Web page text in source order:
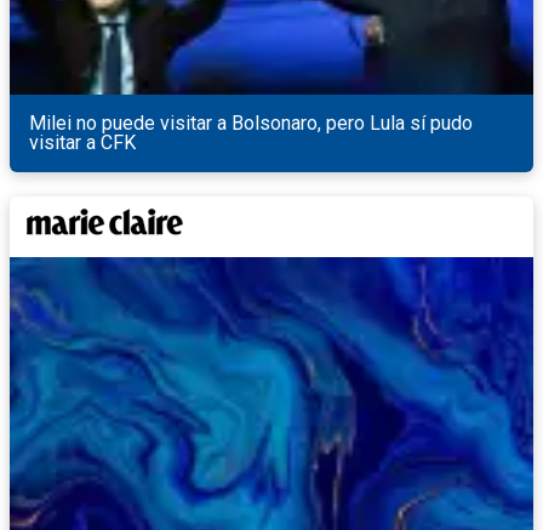
Milei no puede visitar a Bolsonaro, pero Lula sí pudo
visitar a CFK